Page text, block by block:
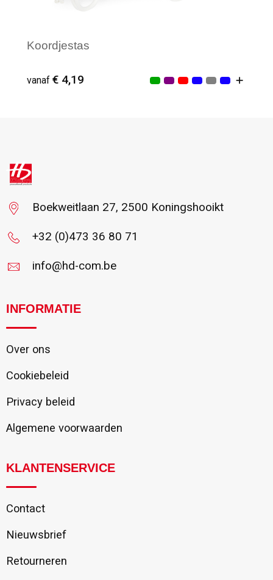
Koordjestas
vanaf € 4,19
Boekweitlaan 27, 2500 Koningshooikt
+32 (0)473 36 80 71
info@hd-com.be
INFORMATIE
Over ons
Cookiebeleid
Privacy beleid
Algemene voorwaarden
KLANTENSERVICE
Contact
Nieuwsbrief
Retourneren